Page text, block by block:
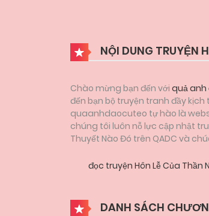
NỘI DUNG TRUYỆN
Chào mừng bạn đến với quả
đến bạn bộ truyện tranh đầy kịch
quaanhdaocuteo tự hào là
chúng tôi luôn nỗ lực cập nhật
Thuyết Nào Đó trên QADC và
đọc truyện Hôn Lễ Của
DANH SÁCH